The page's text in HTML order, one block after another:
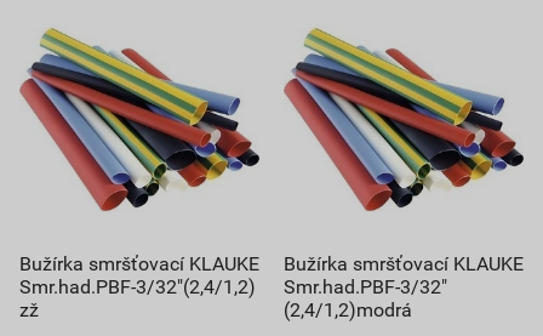
Bužírka smršťovací KLAUKE
Smr.had.PBF-3/32"(2,4/1,2)
zž
Bužírka smršťovací KLAUKE
Smr.had.PBF-3/32"
(2,4/1,2)modrá